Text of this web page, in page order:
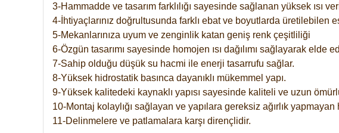
3-Hammadde ve tasarım farklılığı sayesinde sağlanan yüksek ısı
4-İhtiyaçlarınız doğrultusunda farklı ebat ve boyutlarda üretilebilen
5-Mekanlarınıza uyum ve zenginlik katan geniş renk çeşitliliği
6-Özgün tasarımı sayesinde homojen ısı dağılımı sağlayarak elde
7-Sahip olduğu düşük su hacmi ile enerji tasarrufu sağlar.
8-Yüksek hidrostatik basınca dayanıklı mükemmel yapı.
9-Yüksek kalitedeki kaynaklı yapısı sayesinde kaliteli ve uzun
10-Montaj kolaylığı sağlayan ve yapılara gereksiz ağırlık yapmayan
11-Delinmelere ve patlamalara karşı dirençlidir.